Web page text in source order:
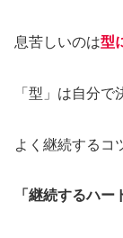
息苦しいのは型
「型」は自分で
よく継続するコ
「継続するハー